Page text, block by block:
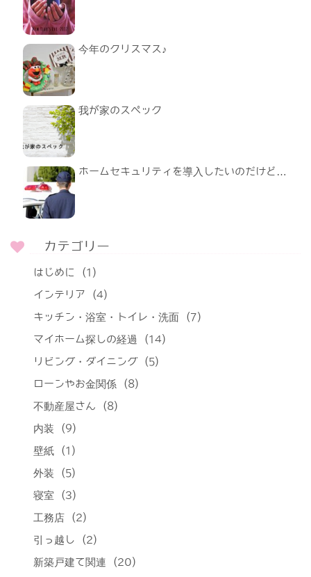
今年のクリスマス♪
我が家のスペック
ホームセキュリティを導入したいのだけど…
カテゴリー
はじめに
(1)
インテリア
(4)
キッチン・浴室・トイレ・洗面 (7)
マイホーム探しの経過
(14)
リビング・ダイニング (5)
ローンやお金関係 (8)
不動産屋さん (8)
内装 (9)
壁紙 (1)
外装 (5)
寝室 (3)
工務店 (2)
引っ越し (2)
新築戸建て関連 (20)